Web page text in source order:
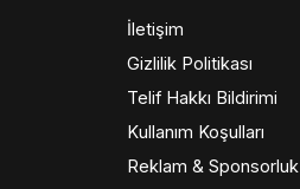
İletişim
Gizlilik Politikası
Telif Hakkı Bildirimi
Kullanım Koşulları
Reklam & Sponsorluk